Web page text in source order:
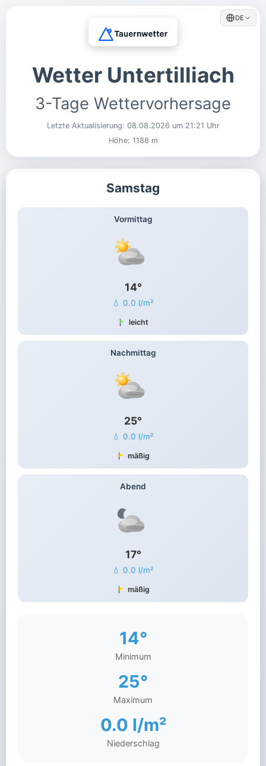
DE
Wetter Untertilliach
3-Tage Wettervorhersage
Letzte Aktualisierung: 08.08.2026 um 21:21 Uhr
Höhe: 1188 m
Samstag
Vormittag
14°
💧 0.0 l/m²
leicht
Nachmittag
25°
💧 0.0 l/m²
mäßig
Abend
17°
💧 0.0 l/m²
mäßig
14°
Minimum
25°
Maximum
0.0 l/m²
Niederschlag